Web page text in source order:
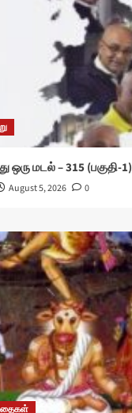
ஒரு மடல் – 315 (பகுதி-1)
August 5, 2026 0